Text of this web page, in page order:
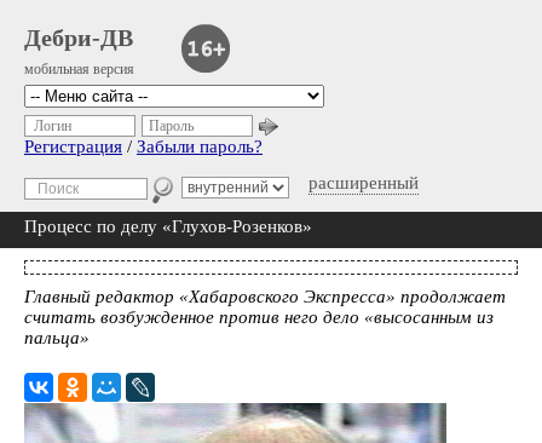
Дебри-ДВ
мобильная версия
расширенный
Логин Пароль
Регистрация / Забыли пароль?
Процесс по делу «Глухов-Розенков»
Главный редактор «Хабаровского Экспресса» продолжает
считать возбужденное против него дело «высосанным из
пальца»